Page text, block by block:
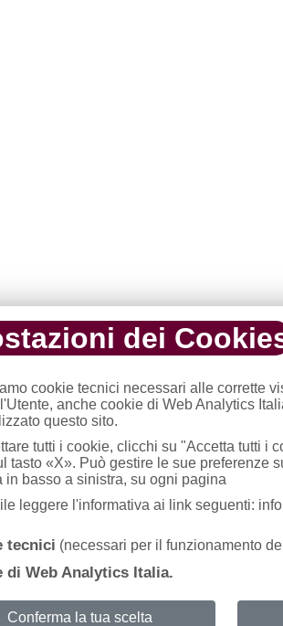
dei
cookie tecnici necessari alle corrette
anche cookie di Web Analytics
questo sito.
tutti i cookie, clicchi su "Accetta tutti i
tasto «X». Può gestire le sue preferenze
in basso a sinistra, su ogni pagina
leggere l'informativa ai link seguenti:
tecnici (necessari per il funzionamento
di Web Analytics Italia.
Conferma la tua scelta